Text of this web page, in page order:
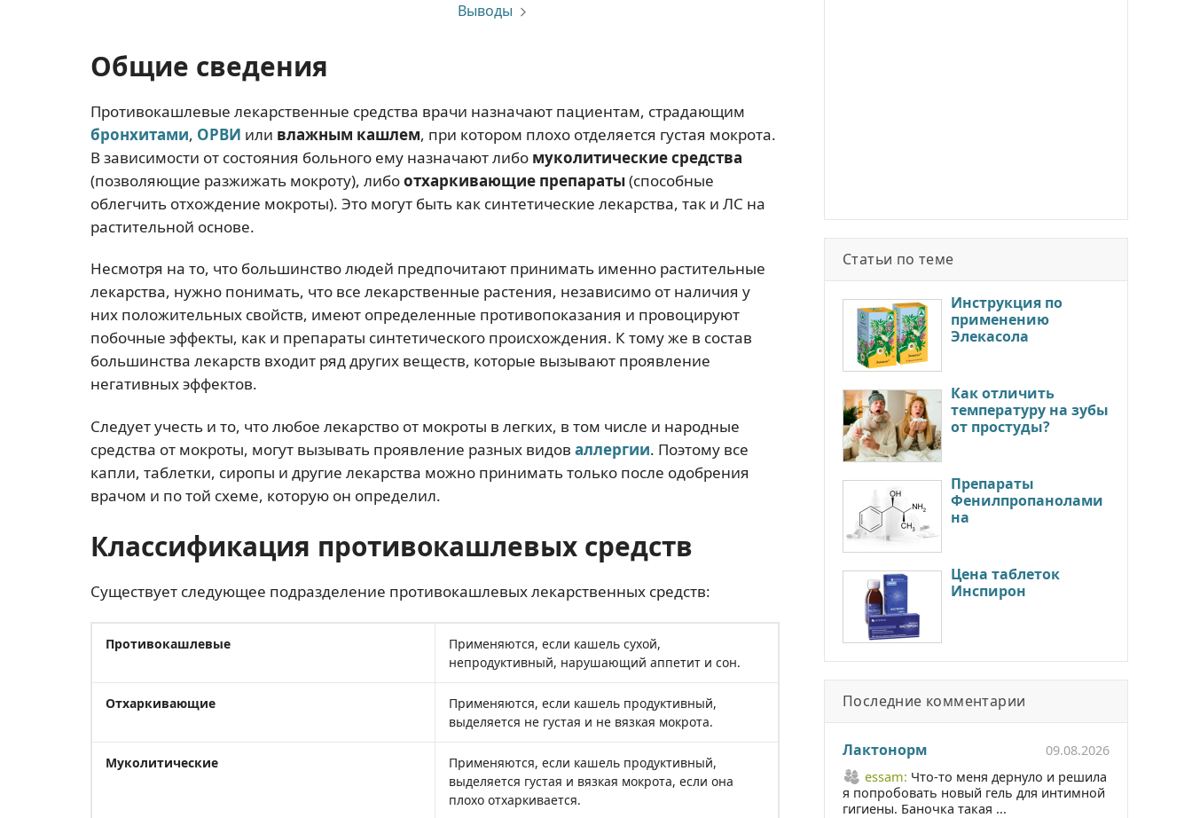
Выводы
Общие сведения
Противокашлевые лекарственные средства врачи назначают пациентам, страдающим
бронхитами, ОРВИ или влажным кашлем, при котором плохо отделяется густая мокрота.
В зависимости от состояния больного ему назначают либо муколитические средства
(позволяющие разжижать мокроту), либоотхаркивающие препараты(способные
облегчить отхождение мокроты). Это могут быть как синтетические лекарства, так и ЛС на
растительной основе.
Несмотря на то, что большинство людей предпочитают принимать именно растительные
лекарства, нужно понимать, что все лекарственные растения, независимо от наличия у
них положительных свойств, имеют определенные противопоказания и провоцируют
побочные эффекты, как и препараты синтетического происхождения. К тому же в состав
большинства лекарств входит ряд других веществ, которые вызывают проявление
негативных эффектов.
Следует учесть и то, что любое лекарство от мокроты в легких, в том числе и народные
средства от мокроты, могут вызывать проявление разных видов аллергии. Поэтому все
капли, таблетки, сиропы и другие лекарства можно принимать только после одобрения
врачом и по той схеме, которую он определил.
Классификация противокашлевых средств
Существует следующее подразделение противокашлевых лекарственных средств:
Противокашлевые
Применяются, если кашель сухой,
непродуктивный, нарушающий аппетит и сон.
Отхаркивающие
Применяются, если кашель продуктивный,
выделяется не густая и не вязкая мокрота.
Муколитические
Применяются, если кашель продуктивный,
выделяется густая и вязкая мокрота, если она
плохо отхаркивается.
Статьи по теме
Инструкция по
применению
Элекасола
Как отличить
температуру на зубы
от простуды?
Препараты
Фенилпропанолами
на
Цена таблеток
Инспирон
Последние комментарии
Лактонорм
09.08.2026
essam: Что-то меня дернуло и решила
я попробовать новый гель для интимной
гигиены. Баночка такая ...